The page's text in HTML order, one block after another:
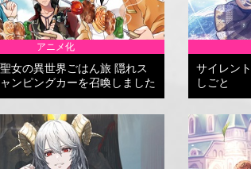
アニメ化
女の異世界ごはん旅 隠れス
ンピングカーを召喚しました
サイレン
しごと